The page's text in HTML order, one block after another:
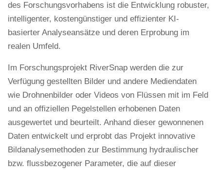
des Forschungsvorhabens ist die Entwicklung robuster,
intelligenter, kostengünstiger und effizienter KI-
basierter Analyseansätze und deren Erprobung im
realen Umfeld.
Im Forschungsprojekt RiverSnap werden die zur
Verfügung gestellten Bilder und andere Mediendaten
wie Drohnenbilder oder Videos von Flüssen mit im Feld
und an offiziellen Pegelstellen erhobenen Daten
ausgewertet und beurteilt. Anhand dieser gewonnenen
Daten entwickelt und erprobt das Projekt innovative
Bildanalysemethoden zur Bestimmung hydraulischer
bzw. flussbezogener Parameter, die auf dieser